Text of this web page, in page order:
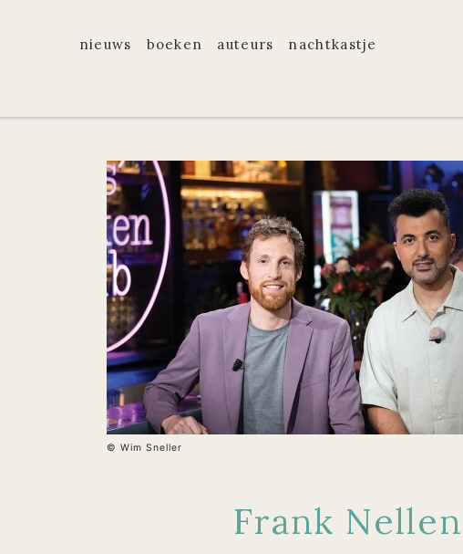
nieuws boeken auteurs nachtkastje
© Wim Sneller
Frank